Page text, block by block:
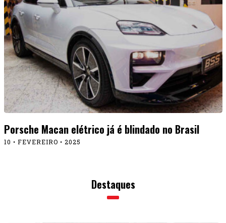
Porsche Macan elétrico já é blindado no Brasil
10 • FEVEREIRO • 2025
Destaques